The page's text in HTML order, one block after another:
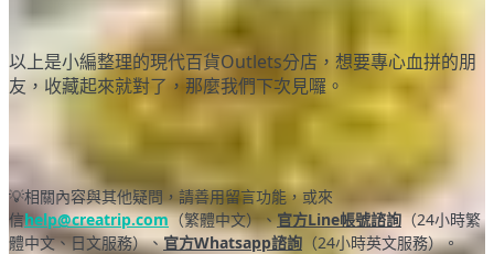
以上是小編整理的現代百貨Outlets分店，想要專心血拼的朋
友，收藏起來就對了，那麼我們下次見囉。
💡相關內容與其他疑問，請善用留言功能，或來
信help@creatrip.com（繁體中文）、官方Line帳號諮詢（24小時繁
體中文、日文服務）、官方Whatsapp諮詢 （24小時英文服務）。